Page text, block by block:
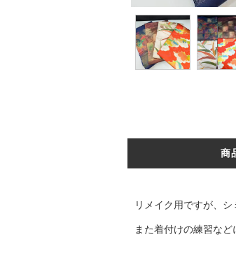
商
リメイク用ですが、
また着付けの練習など